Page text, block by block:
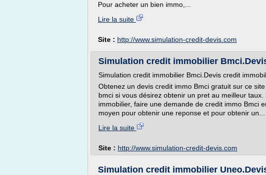
Pour acheter un bien immo,...
Lire la suite
Site : http://www.simulation-credit-devis.com
Simulation credit immobilier
Simulation credit immobilier Bmci.Devis credit
Obtenez un devis credit immo Bmci gratuit sur ce
bmci si vous désirez obtenir un pret au meilleur
immobilier, faire une demande de credit immo Bmci
moyen pour obtenir une reponse et pour obtenir un...
Lire la suite
Site : http://www.simulation-credit-devis.com
Simulation credit immobilier